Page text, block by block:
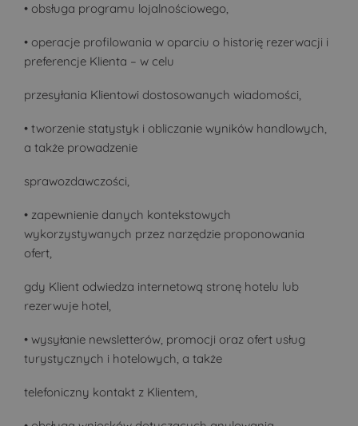
• obsługa programu lojalnościowego,
• operacje profilowania w oparciu o historię rezerwacji i
preferencje Klienta – w celu
przesyłania Klientowi dostosowanych wiadomości,
• tworzenie statystyk i obliczanie wyników handlowych,
a także prowadzenie
sprawozdawczości,
• zapewnienie danych kontekstowych
wykorzystywanych przez narzędzie proponowania
ofert,
gdy Klient odwiedza internetową stronę hotelu lub
rezerwuje hotel,
• wysyłanie newsletterów, promocji oraz ofert usług
turystycznych i hotelowych, a także
telefoniczny kontakt z Klientem,